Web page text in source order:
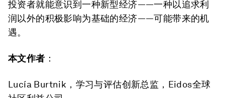
投资者就能意识到一种新型经济——一种以追求利
润以外的积极影响为基础的经济——可能带来的机
遇。
本文作者 ：
Lucía Burtnik，学习与评估创新总监，Eidos全球